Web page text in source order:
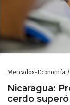
Mercados-Economía
Nicaragua:
cerdo